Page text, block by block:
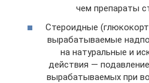
чем препараты
Стероидные
вырабатываемые
на натуральные и
действия —
вырабатываемых при